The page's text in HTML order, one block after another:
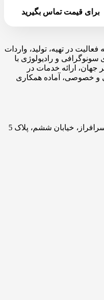
برای قیمت تماس بگیرید
به ۳۰ سال سابقه فعالیت در تهیه، تولید، واردات
و رادیولوژی با
جهان، ارائه خدمات در
و خصوصی، آماده همکاری
خیابان ششم، پلاک 5